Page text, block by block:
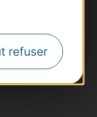
refuser
des
de sorties.